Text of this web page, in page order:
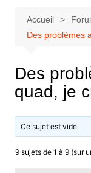
Accueil
Des problèmes
Des
quad, je
Ce sujet est vide.
9 sujets de 1 à 9 (sur